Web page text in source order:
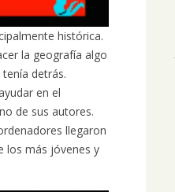
histórica.
la geografía algo
detrás.
en el
de sus autores.
llegaron
los más jóvenes y